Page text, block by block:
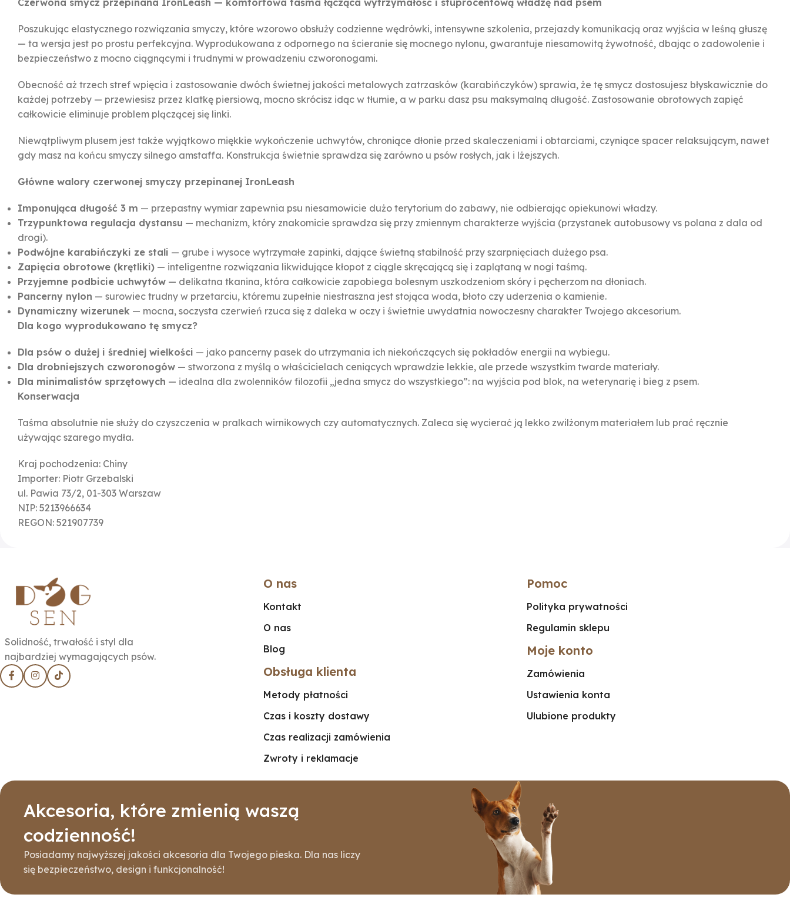
Poszukując elastycznego rozwiązania smyczy, które wzorowo obsłuży codzienne wędrówki, intensywne szkolenia, przejazdy komunikacją oraz wyjścia w leśną głuszę
— ta wersja jest po prostu perfekcyjna. Wyprodukowana z odpornego na ścieranie się mocnego nylonu, gwarantuje niesamowitą żywotność, dbając o zadowolenie i
bezpieczeństwo z mocno ciągnącymi i trudnymi w prowadzeniu czworonogami.
Obecność aż trzech stref wpięcia i zastosowanie dwóch świetnej jakości metalowych zatrzasków (karabińczyków) sprawia, że tę smycz dostosujesz błyskawicznie do
każdej potrzeby — przewiesisz przez klatkę piersiową, mocno skrócisz idąc w tłumie, a w parku dasz psu maksymalną długość. Zastosowanie obrotowych zapięć
całkowicie eliminuje problem plączącej się linki.
Niewątpliwym plusem jest także wyjątkowo miękkie wykończenie uchwytów, chroniące dłonie przed skaleczeniami i obtarciami, czyniące spacer relaksującym, nawet
gdy masz na końcu smyczy silnego amstaffa. Konstrukcja świetnie sprawdza się zarówno u psów rosłych, jak i lżejszych.
Główne walory czerwonej smyczy przepinanej IronLeash
Imponująca długość 3 m — przepastny wymiar zapewnia psu niesamowicie dużo terytorium do zabawy, nie odbierając opiekunowi władzy.
Trzypunktowa regulacja dystansu — mechanizm, który znakomicie sprawdza się przy zmiennym charakterze wyjścia (przystanek autobusowy vs polana z dala od
drogi).
Podwójne karabińczyki ze stali — grube i wysoce wytrzymałe zapinki, dające świetną stabilność przy szarpnięciach dużego psa.
Zapięcia obrotowe (krętliki) — inteligentne rozwiązania likwidujące kłopot z ciągle skręcającą się i zaplątaną w nogi taśmą.
Przyjemne podbicie uchwytów — delikatna tkanina, która całkowicie zapobiega bolesnym uszkodzeniom skóry i pęcherzom na dłoniach.
Pancerny nylon — surowiec trudny w przetarciu, któremu zupełnie niestraszna jest stojąca woda, błoto czy uderzenia o kamienie.
Dynamiczny wizerunek — mocna, soczysta czerwień rzuca się z daleka w oczy i świetnie uwydatnia nowoczesny charakter Twojego akcesorium.
Dla kogo wyprodukowano tę smycz?
Dla psów o dużej i średniej wielkości — jako pancerny pasek do utrzymania ich niekończących się pokładów energii na wybiegu.
Dla drobniejszych czworonogów — stworzona z myślą o właścicielach ceniących wprawdzie lekkie, ale przede wszystkim twarde materiały.
Dla minimalistów sprzętowych — idealna dla zwolenników filozofii „jedna smycz do wszystkiego”: na wyjścia pod blok, na weterynarię i bieg z psem.
Konserwacja
Taśma absolutnie nie służy do czyszczenia w pralkach wirnikowych czy automatycznych. Zaleca się wycierać ją lekko zwilżonym materiałem lub prać ręcznie
używając szarego mydła.
Kraj pochodzenia: Chiny
Importer: Piotr Grzebalski
ul. Pawia 73/2, 01-303 Warszaw
NIP: 5213966634
REGON: 521907739
Solidność, trwałość i styl dla
najbardziej wymagających psów.
O nas
Kontakt
O nas
Blog
Obsługa klienta
Metody płatności
Czas i koszty dostawy
Czas realizacji zamówienia
Zwroty i reklamacje
Pomoc
Polityka prywatności
Regulamin sklepu
Moje konto
Zamówienia
Ustawienia konta
Ulubione produkty
Akcesoria, które zmienią waszą
codzienność!
Posiadamy najwyższej jakości akcesoria dla Twojego pieska. Dla nas liczy
się bezpieczeństwo, design i funkcjonalność!